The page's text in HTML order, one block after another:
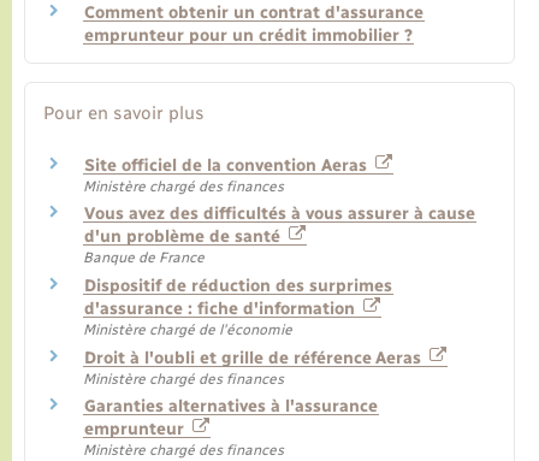
Comment obtenir un contrat d'assurance
emprunteur pour un crédit immobilier ?
Pour en savoir plus
Site officiel de la convention Aeras
Ministère chargé des finances
Vous avez des difficultés à vous assurer à cause
d'un problème de santé
Banque de France
Dispositif de réduction des surprimes
d'assurance : fiche d'information
Ministère chargé de l'économie
Droit à l'oubli et grille de référence Aeras
Ministère chargé des finances
Garanties alternatives à l'assurance
emprunteur
Ministère chargé des finances